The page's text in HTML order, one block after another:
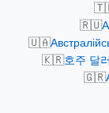
🇷🇺
🇺🇦
🇰🇷호주 달
🇬🇷